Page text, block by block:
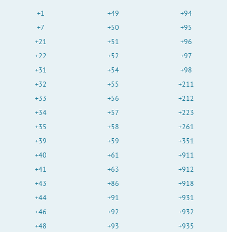
+1
+7
+21
+22
+31
+32
+33
+34
+35
+39
+40
+41
+43
+44
+46
+48
+49
+50
+51
+52
+54
+55
+56
+57
+58
+59
+61
+63
+86
+91
+92
+93
+94
+95
+96
+97
+98
+211
+212
+223
+261
+351
+911
+912
+918
+931
+932
+935